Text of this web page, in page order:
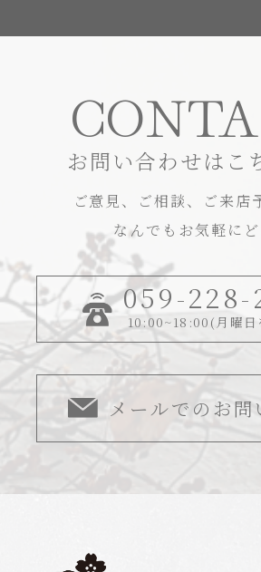
お問い合わせはこ
ご意見、ご相談、ご来店
なんでもお気軽に
059-228-
10:00~18:00(月曜日
メールでのお問